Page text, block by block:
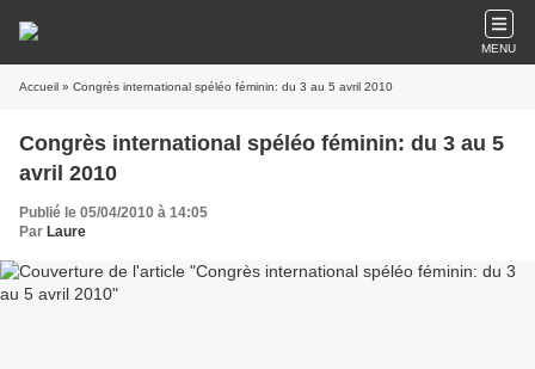
MENU
Accueil » Congrès international spéléo féminin: du 3 au 5 avril 2010
Congrès international spéléo féminin: du 3 au 5
avril 2010
Publié le 05/04/2010 à 14:05
Par Laure